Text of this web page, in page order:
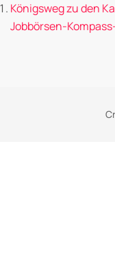
Königsweg zu den
Jobbörsen-